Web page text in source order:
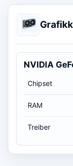
NVIDIA
Chipset
RAM
Treiber